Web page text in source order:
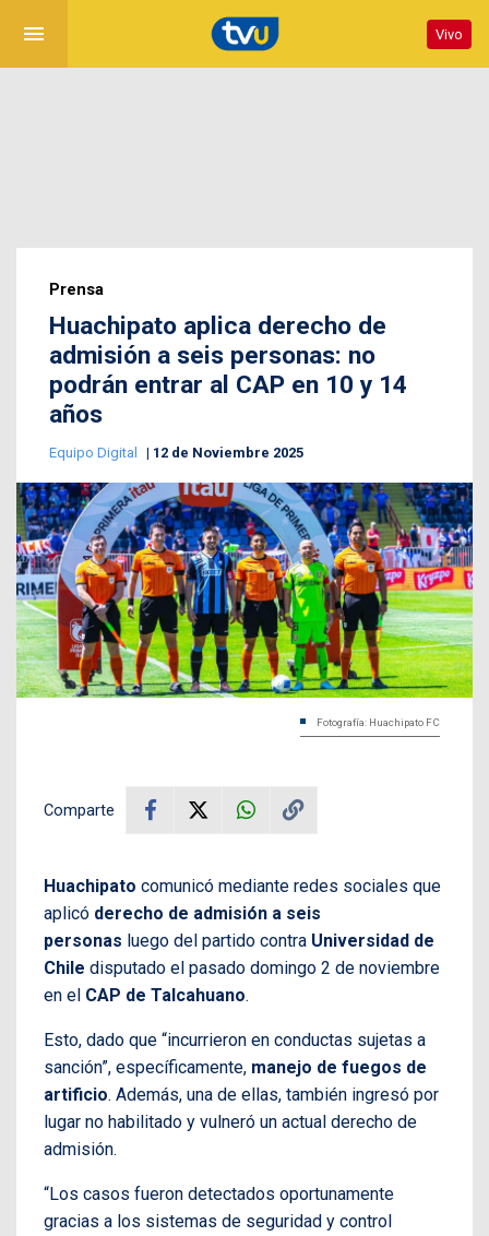
menu Vivo
Prensa
Huachipato aplica derecho de
admisión a seis personas: no
podrán entrar al CAP en 10 y 14
años
Equipo Digital 12 de Noviembre 2025
Fotografía: Huachipato FC
Comparte
Huachipato comunicó mediante redes sociales que
aplicó derecho de admisión a seis
personas luego del partido contra Universidad de
Chile disputado el pasado domingo 2 de noviembre
en el CAP de Talcahuano.
Esto, dado que “incurrieron en conductas sujetas a
sanción”, específicamente, manejo de fuegos de
artificio. Además, una de ellas, también ingresó por
lugar no habilitado y vulneró un actual derecho de
admisión.
“Los casos fueron detectados oportunamente
gracias a los sistemas de seguridad y control